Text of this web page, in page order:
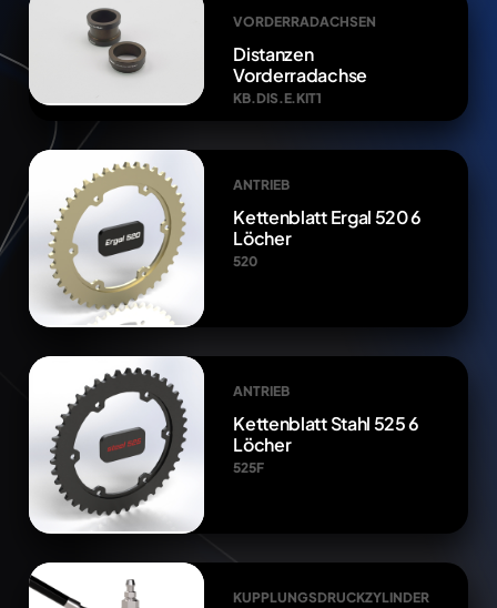
VORDERRADACHSEN
Distanzen
Vorderradachse
KB.DIS.E.KIT1
ANTRIEB
Kettenblatt Ergal 520 6
Löcher
520
ANTRIEB
Kettenblatt Stahl 525 6
Löcher
525F
KUPPLUNGSDRUCKZYLINDER